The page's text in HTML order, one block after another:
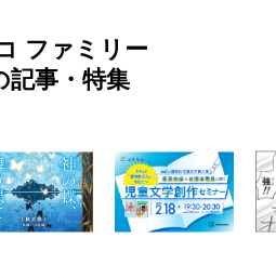
ファミリー
記事・特集